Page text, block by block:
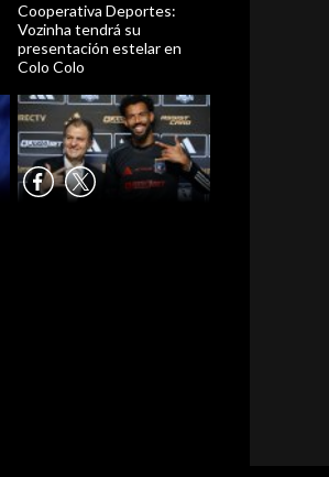
Cooperativa Deportes:
Vozinha tendrá su
presentación estelar en
Colo Colo